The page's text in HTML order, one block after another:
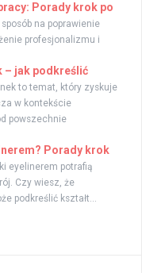
Porady krok po
na poprawienie
profesjonalizmu i
– jak podkreślić
to temat, który zyskuje
w kontekście
powszechnie
Porady krok
eyelinerem potrafią
Czy wiesz, że
podkreślić kształt...